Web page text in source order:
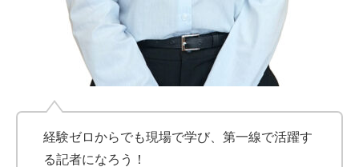
経験ゼロからでも現場で学び、第一線で活躍す
る記者になろう！